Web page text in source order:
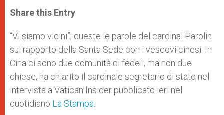
t
s
p
p
s
e
g
e
r
e
b
o
k
r
Share this Entry
“Vi siamo vicini”; queste le parole del cardinal Parolin
sul rapporto della Santa Sede con i vescovi cinesi. In
Cina ci sono due comunità di fedeli, ma non due
chiese, ha chiarito il cardinale segretario di stato nel
intervista a Vatican Insider pubblicato ieri nel
quotidiano La Stampa